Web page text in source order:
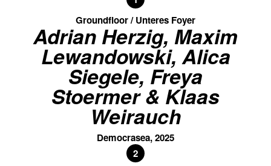
Groundfloor / Unteres Foyer
Adrian Herzig, Maxim
Lewandowski, Alica
Siegele, Freya
Stoermer & Klaas
Weirauch
Democrasea, 2025
2